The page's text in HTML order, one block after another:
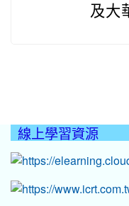
及大
線上學習資源